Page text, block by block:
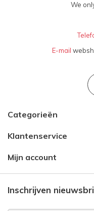
We
E-mail
Categorieën
Klantenservice
Mijn account
Inschrijven